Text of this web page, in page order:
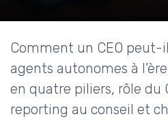
Comment un CEO peut-
agents autonomes à
en quatre piliers, rôle du
reporting au conseil et